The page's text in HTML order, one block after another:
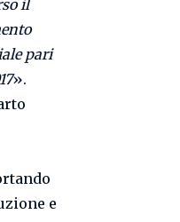
il
pari
».
e